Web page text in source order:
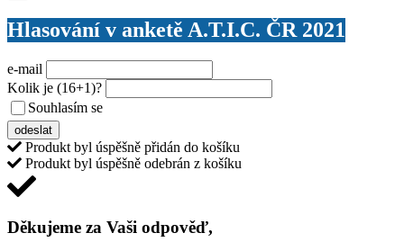
Hlasování v anketě A.T.I.C. ČR 2021
e-mail
Kolik je (16+1)?
Souhlasím se
odeslat
Produkt byl úspěšně přidán do košíku
Produkt byl úspěšně odebrán z košíku
Děkujeme za Vaši odpověď,